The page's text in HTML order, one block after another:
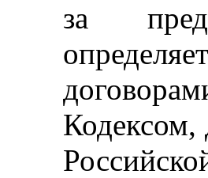
за
Кодексом,